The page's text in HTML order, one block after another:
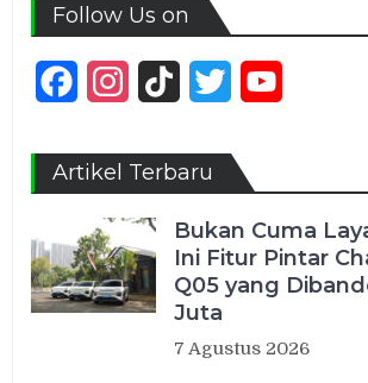
Follow Us on
FacebookInstagram
TikTok Twitter
Artikel Terbaru
Bukan Cuma
Ini Fitur Pintar
Q05 yang
Juta
7 Agustus 2026